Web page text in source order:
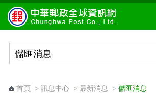
跳到主要內容區塊
首頁> 訊息中心> 最新消息 > 儲匯消息